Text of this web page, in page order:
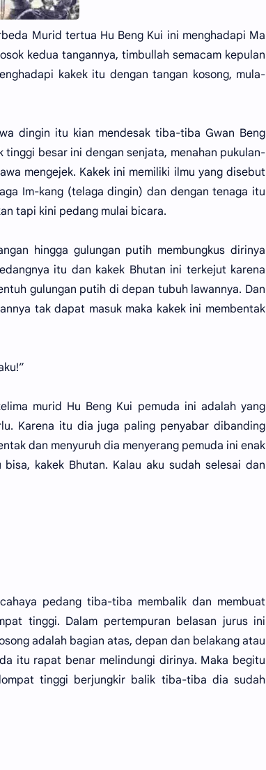
Murid tertua Hu Beng Kui ini menghadapi Ma
kedua tangannya, timbullah semacam kepulan
kakek itu dengan tangan kosong, mula-
dingin itu kian mendesak tiba-tiba Gwan Beng
besar ini dengan senjata, menahan pukulan-
mengejek. Kakek ini memiliki ilmu yang disebut
Im-kang (telaga dingin) dan dengan tenaga itu
tapi kini pedang mulai bicara.
hingga gulungan putih membungkus dirinya
itu dan kakek Bhutan ini terkejut karena
gulungan putih di depan tubuh lawannya. Dan
tak dapat masuk maka kakek ini membentak
murid Hu Beng Kui pemuda ini adalah yang
Karena itu dia juga paling penyabar dibanding
dan menyuruh dia menyerang pemuda ini enak
kakek Bhutan. Kalau aku sudah selesai dan
pedang tiba-tiba membalik dan membuat
tinggi. Dalam pertempuran belasan jurus ini
adalah bagian atas, depan dan belakang atau
itu rapat benar melindungi dirinya. Maka begitu
tinggi berjungkir balik tiba-tiba dia sudah